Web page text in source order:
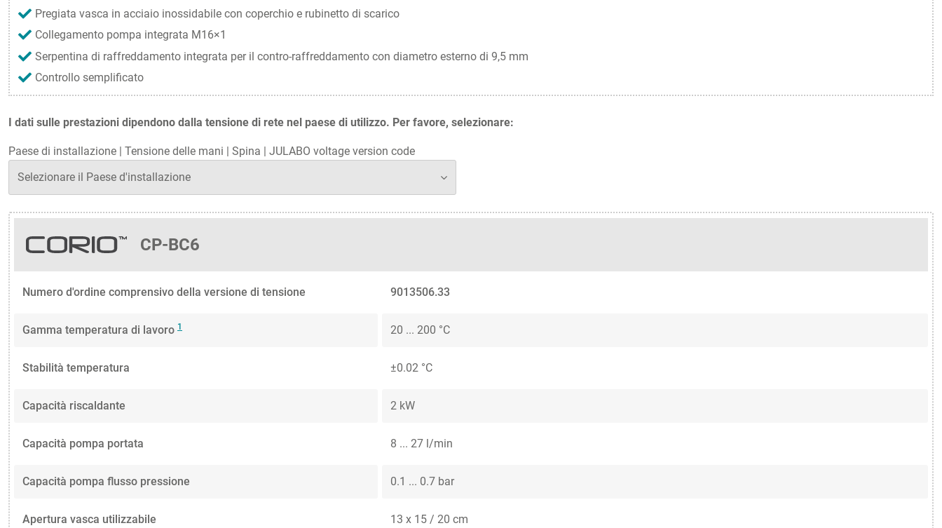
I dati sulle prestazioni dipendono dalla tensione di rete nel paese di utilizzo. Per favore, selezionare:
Paese di installazione Tensione delle mani Spina JULABO voltage version code
CP-BC6
Numero d'ordine comprensivo della versione di tensione 9013506.33
Gamma temperatura di lavoro 1 20 ... 200 °C
Stabilità temperatura ±0.02 °C
Capacità riscaldante 2 kW
Capacità pompa portata 8 ... 27 l/min
Capacità pompa flusso pressione 0.1 ... 0.7 bar
Apertura vasca utilizzabile
13 x 15 / 20 cm
Pregiata vasca in acciaio inossidabile con coperchio e rubinetto di scarico
Collegamento pompa integrata M16×1
Serpentina di raffreddamento integrata per il contro-raffreddamento con diametro esterno di 9,5 mm
Controllo semplificato